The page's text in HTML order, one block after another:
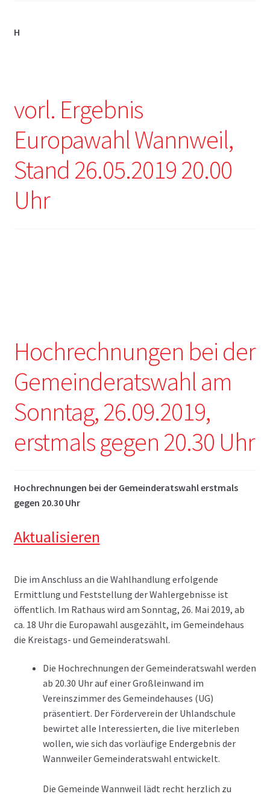
H
vorl. Ergebnis
Europawahl Wannweil,
Stand 26.05.2019 20.00
Uhr
Hochrechnungen bei der
Gemeinderatswahl am
Sonntag, 26.09.2019,
erstmals gegen 20.30 Uhr
Hochrechnungen bei der Gemeinderatswahl erstmals
gegen 20.30 Uhr
Aktualisieren
Die im Anschluss an die Wahlhandlung erfolgende
Ermittlung und Feststellung der Wahlergebnisse ist
öffentlich. Im Rathaus wird am Sonntag, 26. Mai 2019, ab
ca. 18 Uhr die Europawahl ausgezählt, im Gemeindehaus
die Kreistags- und Gemeinderatswahl.
Die Hochrechnungen der Gemeinderatswahl werden
ab 20.30 Uhr auf einer Großleinwand im
Vereinszimmer des Gemeindehauses (UG)
präsentiert. Der Förderverein der Uhlandschule
bewirtet alle Interessierten, die live miterleben
wollen, wie sich das vorläufige Endergebnis der
Wannweiler Gemeinderatswahl entwickelt.
Die Gemeinde Wannweil lädt recht herzlich zu